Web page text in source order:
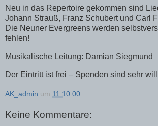
Neu in das Repertoire gekommen sind
Johann Strauß, Franz Schubert und Carl
Die Neuner Evergreens werden
fehlen!
Musikalische Leitung: Damian Siegmund
Der Eintritt ist frei – Spenden sind sehr
AK_admin um 11:10:00
Keine Kommentare: